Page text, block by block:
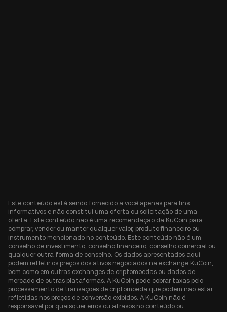
Este conteúdo está sendo fornecido a você apenas para fins
informativos e não constitui uma oferta ou solicitação de uma
oferta. Este conteúdo não é uma recomendação da KuCoin para
comprar, vender ou manter qualquer valor, produto financeiro ou
instrumento mencionado no conteúdo. Este conteúdo não é um
conselho de investimento, conselho financeiro, conselho comercial ou
qualquer outra forma de conselho. Os dados apresentados aqui
podem refletir os preços dos ativos negociados na exchange KuCoin,
bem como em outras exchanges de criptomoedas ou dados de
mercado de outras plataformas. A KuCoin pode cobrar taxas pelo
processamento de transações de criptomoeda que podem não estar
refletidas nos preços de conversão exibidos. A KuCoin não é
responsável por quaisquer erros ou atrasos no conteúdo ou